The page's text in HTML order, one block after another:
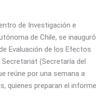
de Investigación e
de Chile, se inauguró
Evaluación de los Efectos
(Secretaría del
reúne por una semana a
quienes preparan el informe